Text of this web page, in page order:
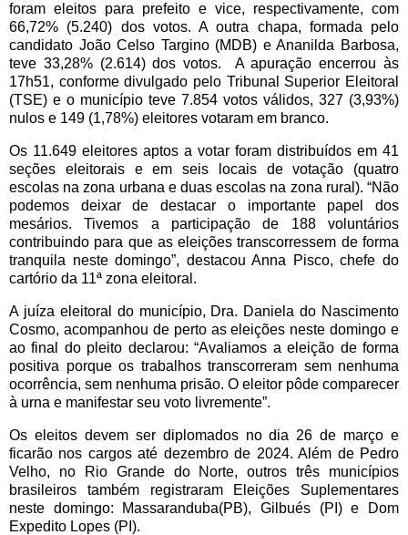
foram eleitos para prefeito e vice, respectivamente, com
66,72% (5.240) dos votos. A outra chapa, formada pelo
candidato João Celso Targino (MDB) e Ananilda Barbosa,
teve 33,28% (2.614) dos votos. A apuração encerrou às
17h51, conforme divulgado pelo Tribunal Superior Eleitoral
(TSE) e o município teve 7.854 votos válidos, 327 (3,93%)
nulos e 149 (1,78%) eleitores votaram em branco.
Os 11.649 eleitores aptos a votar foram distribuídos em 41
seções eleitorais e em seis locais de votação (quatro
escolas na zona urbana e duas escolas na zona rural). “Não
podemos deixar de destacar o importante papel dos
mesários. Tivemos a participação de 188 voluntários
contribuindo para que as eleições transcorressem de forma
tranquila neste domingo”, destacou Anna Pisco, chefe do
cartório da 11ª zona eleitoral.
A juíza eleitoral do município, Dra. Daniela do Nascimento
Cosmo, acompanhou de perto as eleições neste domingo e
ao final do pleito declarou: “Avaliamos a eleição de forma
positiva porque os trabalhos transcorreram sem nenhuma
ocorrência, sem nenhuma prisão. O eleitor pôde comparecer
à urna e manifestar seu voto livremente”.
Os eleitos devem ser diplomados no dia 26 de março e
ficarão nos cargos até dezembro de 2024. Além de Pedro
Velho, no Rio Grande do Norte, outros três municípios
brasileiros também registraram Eleições Suplementares
neste domingo: Massaranduba(PB), Gilbués (PI) e Dom
Expedito Lopes (PI).